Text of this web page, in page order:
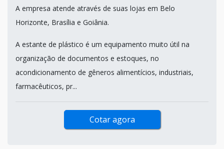
A empresa atende através de suas lojas em Belo
Horizonte, Brasília e Goiânia.
A estante de plástico é um equipamento muito útil na
organização de documentos e estoques, no
acondicionamento de gêneros alimentícios, industriais,
farmacêuticos, pr...
Cotar agora